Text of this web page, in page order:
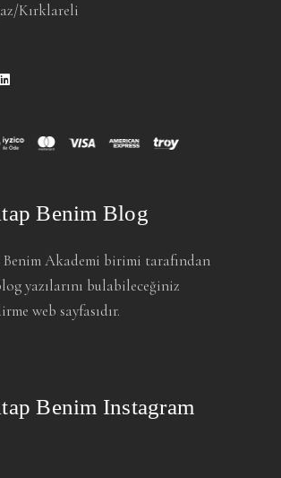
Kırklareli
Benim Blog
Akademi birimi tarafından
yazılarını bulabileceğiniz
web sayfasıdır.
Benim Instagram